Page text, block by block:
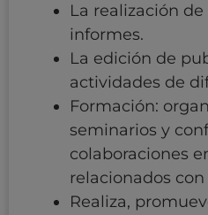
La realización
informes.
La edición de
actividades de
Formación:
seminarios y
colaboraciones
relacionados con
Realiza,